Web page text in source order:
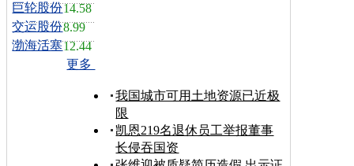
巨轮股份14.58
交运股份8.99
渤海活塞12.44
更多
我国城市可用土地资源已近极
限
凯恩219名退休员工举报董事
长侵吞国资